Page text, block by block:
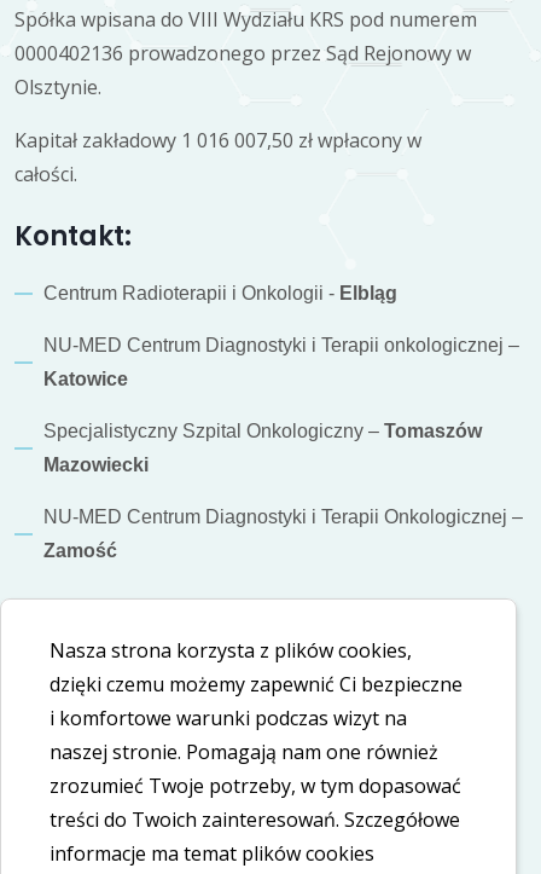
Spółka wpisana do VIII Wydziału KRS pod numerem
0000402136 prowadzonego przez Sąd Rejonowy w
Olsztynie.
Kapitał zakładowy 1 016 007,50 zł wpłacony w
całości.
Kontakt:
Centrum Radioterapii i Onkologii - Elbląg
NU-MED Centrum Diagnostyki i Terapii onkologicznej –
Katowice
Specjalistyczny Szpital Onkologiczny – Tomaszów
Mazowiecki
NU-MED Centrum Diagnostyki i Terapii Onkologicznej –
Zamość
Polityka prywatności
Deklaracja dostępności
Nasze social media
Nasza strona korzysta z plików cookies,
dzięki czemu możemy zapewnić Ci bezpieczne
i komfortowe warunki podczas wizyt na
naszej stronie. Pomagają nam one również
zrozumieć Twoje potrzeby, w tym dopasować
treści do Twoich zainteresowań. Szczegółowe
informacje ma temat plików cookies